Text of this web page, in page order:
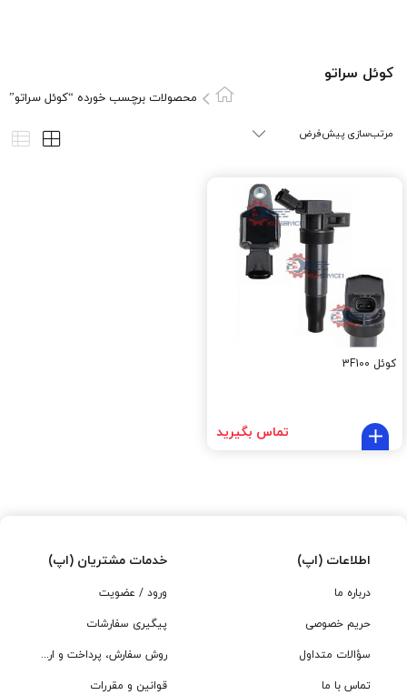
کوئل سراتو
محصولات برچسب خورده “کوئل سراتو”
کوئل 3F100
تماس بگیرید
اطلاعات (اپ)
درباره ما
حریم خصوصی
سؤالات متداول
تماس با ما
خدمات مشتریان (اپ)
ورود / عضویت
پیگیری سفارشات
روش سفارش، پرداخت و ارسال
قوانین و مقررات